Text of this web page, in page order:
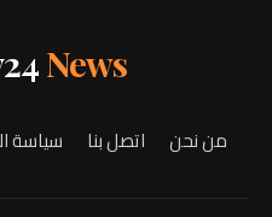
News
من نحن اتصل بنا سياسة